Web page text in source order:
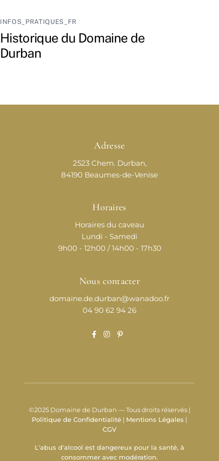
INFOS_PRATIQUES_FR
Historique du Domaine de
Durban
Adresse
2523 Chem. Durban,
84190 Beaumes-de-Venise
Horaires
Horaires du caveau
Lundi - Samedi
9h00 - 12h00 / 14h00 - 17h30
Nous contacter
domaine.de.durban@wanadoo.fr
04 90 62 94 26
Politique de Confidentialité|Mentions Légales